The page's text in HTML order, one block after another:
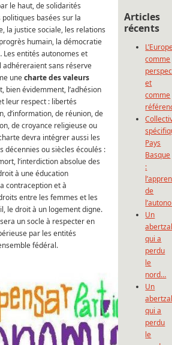
le haut, de solidarités
basées sur la
la justice sociale, les relations
humain, la démocratie
Les entités autonomes et
adhéreraient sans réserve
unecharte des valeurs
bien évidemment, l’adhésion
leur respect : libertés
d’information, de réunion, de
de croyance religieuse ou
devra intégrer aussi les
décennies ou siècles écoulés :
l’interdiction absolue des
à une éducation
contraception et à
entre les femmes et les
le droit à un logement digne.
un socle à respecter en
par les entités
fédéral.
Articles
récents
comme
et
comme
Pays
Basque
:
de
Un
qui a
perdu
le
nord…
Un
qui a
perdu
le